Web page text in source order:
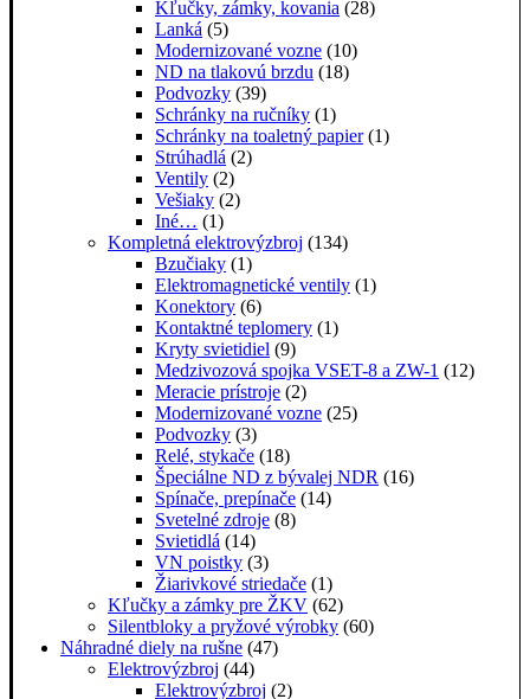
Kľučky, zámky, kovania (28)
Lanká (5)
Modernizované vozne (10)
ND na tlakovú brzdu (18)
Podvozky (39)
Schránky na ručníky (1)
Schránky na toaletný papier (1)
Strúhadlá (2)
Ventily (2)
Vešiaky (2)
Iné… (1)
Kompletná elektrovýzbroj (134)
Bzučiaky (1)
Elektromagnetické ventily (1)
Konektory (6)
Kontaktné teplomery (1)
Kryty svietidiel (9)
Medzivozová spojka VSET-8 a ZW-1 (12)
Meracie prístroje (2)
Modernizované vozne (25)
Podvozky (3)
Relé, stykače (18)
Špeciálne ND z bývalej NDR (16)
Spínače, prepínače (14)
Svetelné zdroje (8)
Svietidlá (14)
VN poistky (3)
Žiarivkové striedače (1)
Kľučky a zámky pre ŽKV (62)
Silentbloky a pryžové výrobky (60)
Náhradné diely na rušne (47)
Elektrovýzbroj (44)
Elektrovýzbroj (2)